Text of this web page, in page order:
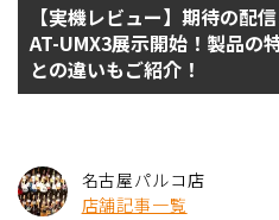
【実機レビュー】期待の
AT-UMX3展示開始！製品の
との違いもご紹介！
名古屋パルコ店
店舗記事一覧